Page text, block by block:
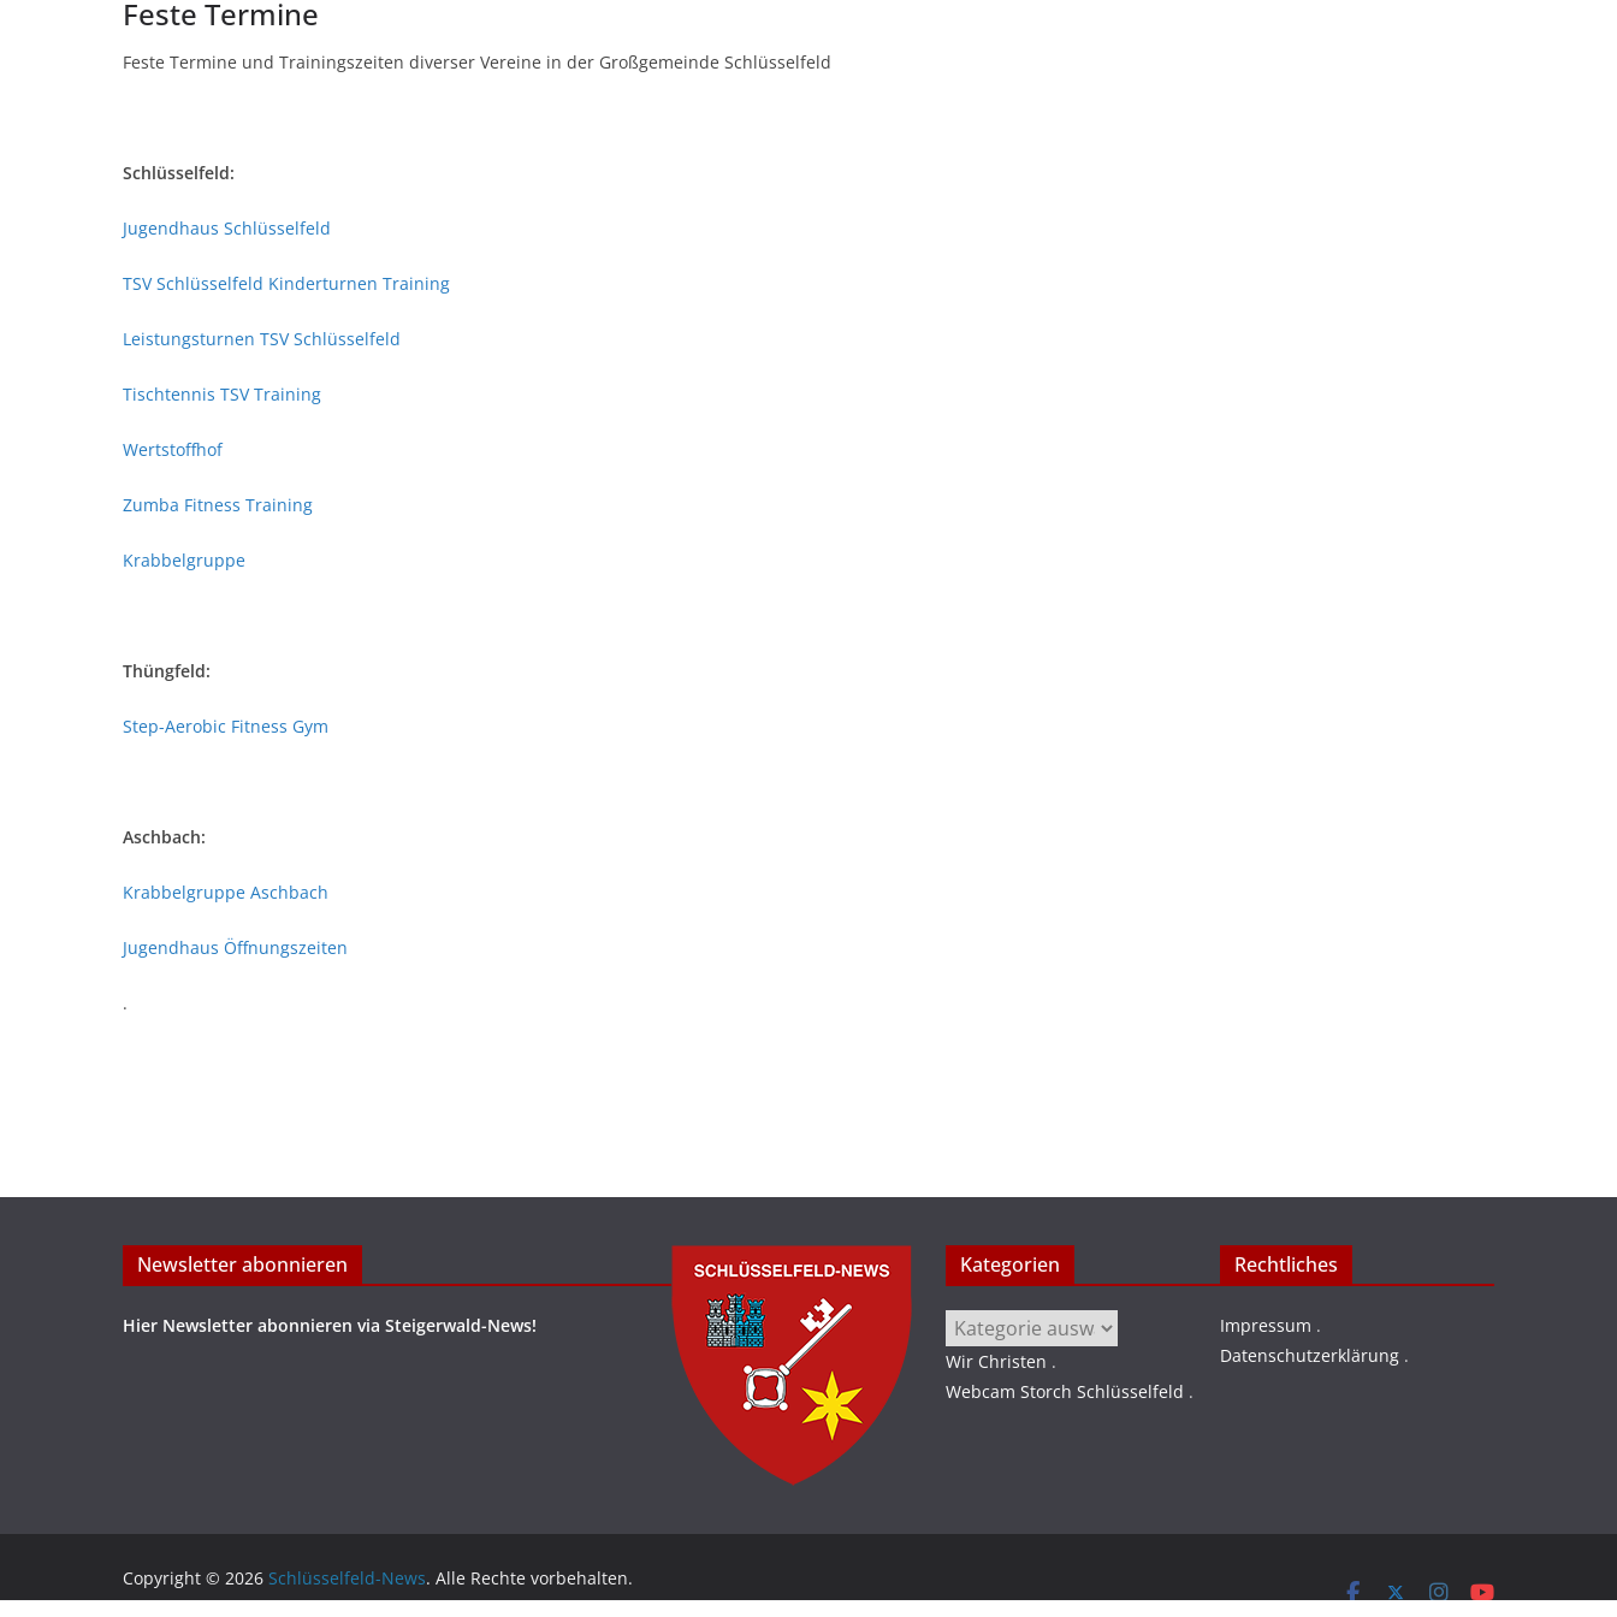
Feste Termine
Feste Termine und Trainingszeiten diverser Vereine in der Großgemeinde Schlüsselfeld
Schlüsselfeld:
Jugendhaus Schlüsselfeld
TSV Schlüsselfeld Kinderturnen Training
Leistungsturnen TSV Schlüsselfeld
Tischtennis TSV Training
Wertstoffhof
Zumba Fitness Training
Krabbelgruppe
Thüngfeld:
Step-Aerobic Fitness Gym
Aschbach:
Krabbelgruppe Aschbach
Jugendhaus Öffnungszeiten
.
Newsletter abonnieren
Hier Newsletter abonnieren via Steigerwald-News!
Kategorien
Kategorien
Wir Christen .
Webcam Storch Schlüsselfeld .
Rechtliches
Impressum .
Datenschutzerklärung .
Copyright © 2026 Schlüsselfeld-News. Alle Rechte vorbehalten.
Theme:ColorMagvon ThemeGrill. Präsentiert vonWordPress.